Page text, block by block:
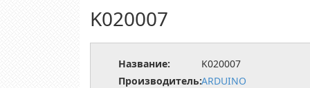
K020007
Название:
K020007
Производитель:ARDUINO